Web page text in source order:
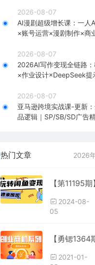
2026-08-07
AI漫剧超级增长课：一人
×账号运营×漫剧制作×商
2026-08-07
2026AI写作变现全链路
×作业设计×DeepSeek提
賺钱
2026-08-07
亚马逊跨境实战课-更新
品逻辑｜SP/SB/SD广告
热门文章 2026
2024-08-
05
2021-01-